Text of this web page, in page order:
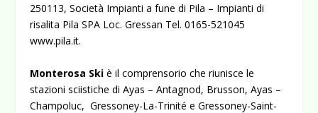
250113, Società Impianti a fune di Pila – Impianti di
risalita Pila SPA Loc. Gressan Tel. 0165-521045
www.pila.it.
Monterosa Ski è il comprensorio che riunisce le
stazioni sciistiche di Ayas – Antagnod, Brusson, Ayas –
Champoluc, Gressoney-La-Trinité e Gressoney-Saint-